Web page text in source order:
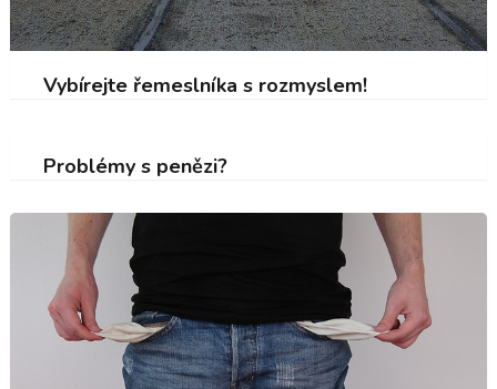
Vybírejte řemeslníka s rozmyslem!
Problémy s penězi?